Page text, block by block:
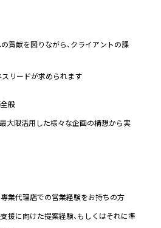
貢献を図りながら、クライアントの課
リードが求められます
般
大限活用した様々な企画の構想から実
業代理店での営業経験をお持ちの方
援に向けた提案経験、もしくはそれに準